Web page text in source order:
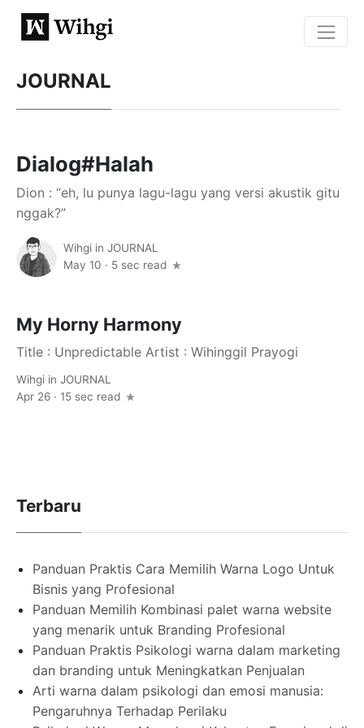
JOURNAL
Dialog#Halah
Dion : “eh, lu punya lagu-lagu yang versi akustik gitu
nggak?”
Wihgi in JOURNAL
May 10 · 5 sec read
My Horny Harmony
Title : Unpredictable Artist : Wihinggil Prayogi
Wihgi in JOURNAL
Apr 26 · 15 sec read
Terbaru
Panduan Praktis Cara Memilih Warna Logo Untuk
Bisnis yang Profesional
Panduan Memilih Kombinasi palet warna website
yang menarik untuk Branding Profesional
Panduan Praktis Psikologi warna dalam marketing
dan branding untuk Meningkatkan Penjualan
Arti warna dalam psikologi dan emosi manusia:
Pengaruhnya Terhadap Perilaku